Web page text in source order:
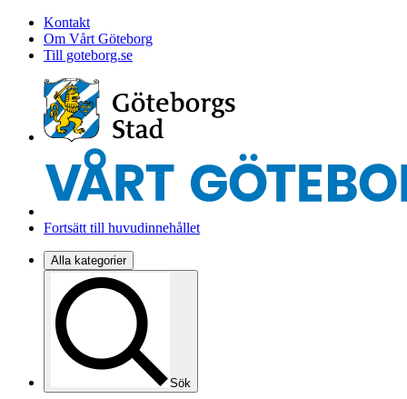
Kontakt
Om Vårt Göteborg
Till goteborg.se
Fortsätt till huvudinnehållet
Alla kategorier
Sök